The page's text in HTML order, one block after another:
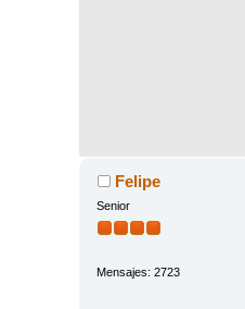
Felipe
Senior
Mensajes: 2723